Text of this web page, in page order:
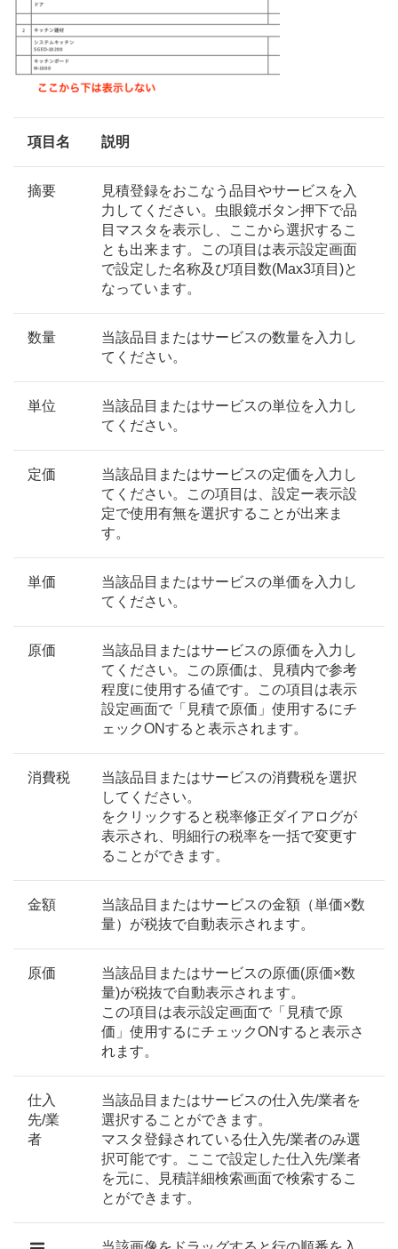
項目名 説明
摘要
見積登録をおこなう品目やサービスを入
力してください。虫眼鏡ボタン押下で品
目マスタを表示し、ここから選択するこ
とも出来ます。この項目は表示設定画面
で設定した名称及び項目数(Max3項目)と
なっています。
数量
当該品目またはサービスの数量を入力し
てください。
単位
当該品目またはサービスの単位を入力し
てください。
定価
当該品目またはサービスの定価を入力し
てください。この項目は、設定ー表示設
定で使用有無を選択することが出来ま
す。
単価
当該品目またはサービスの単価を入力し
てください。
原価
当該品目またはサービスの原価を入力し
てください。この原価は、見積内で参考
程度に使用する値です。この項目は表示
設定画面で「見積で原価」使用するにチ
ェックONすると表示されます。
消費税
当該品目またはサービスの消費税を選択
してください。
をクリックすると税率修正ダイアログが
表示され、明細行の税率を一括で変更す
ることができます。
金額
当該品目またはサービスの金額（単価×数
量）が税抜で自動表示されます。
原価
当該品目またはサービスの原価(原価×数
量)が税抜で自動表示されます。
この項目は表示設定画面で「見積で原
価」使用するにチェックONすると表示さ
れます。
仕入
先/業
者
当該品目またはサービスの仕入先/業者を
選択することができます。
マスタ登録されている仕入先/業者のみ選
択可能です。ここで設定した仕入先/業者
を元に、見積詳細検索画面で検索するこ
とができます。